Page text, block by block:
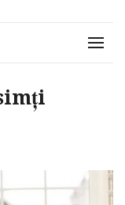
Menu